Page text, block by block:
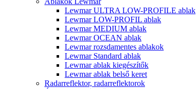
Lewmar ULTRA LOW-PROFILE ablak
Lewmar LOW-PROFIL ablak
Lewmar MEDIUM ablak
Lewmar OCEAN ablak
Lewmar rozsdamentes ablakok
Lewmar Standard ablak
Lewmar ablak kiegészítők
Lewmar ablak belső keret
Radarreflektor, radarreflektorok